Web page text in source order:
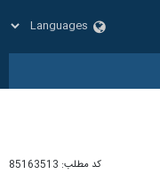
کد مطلب: 85163513